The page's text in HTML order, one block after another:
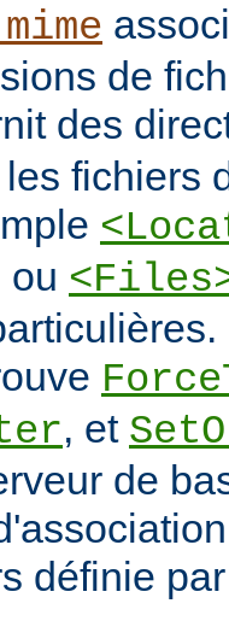
de
des
fichiers
ou
, et
de
définie